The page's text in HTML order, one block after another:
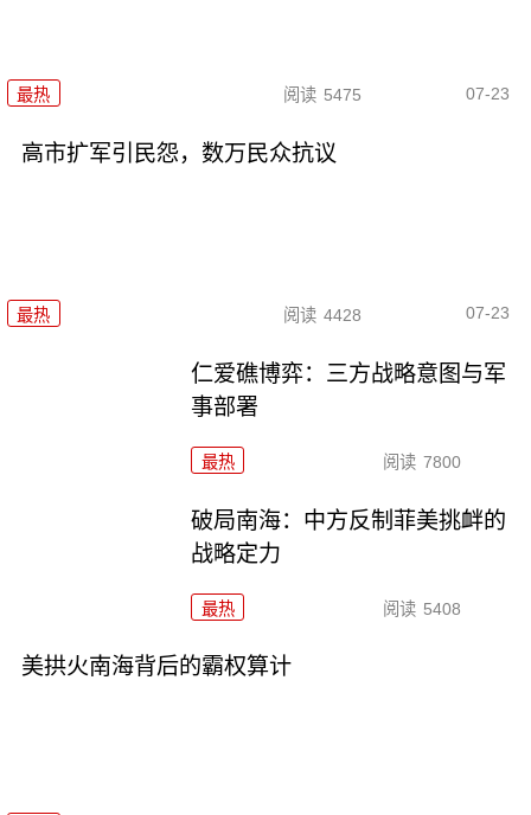
最热 阅读 5475 07-23
高市扩军引民怨，数万民众抗议
最热 阅读 4428 07-23
仁爱礁博弈：三方战略意图与军
事部署
最热 阅读 7800
破局南海：中方反制菲美挑衅的
战略定力
最热 阅读 5408
美拱火南海背后的霸权算计